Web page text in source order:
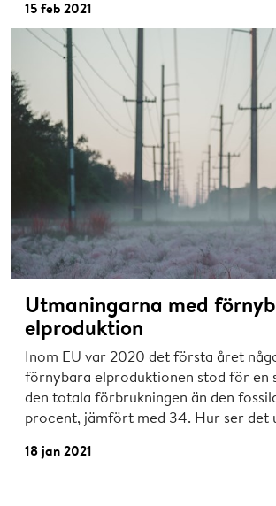
15 feb 2021
Utmaningarna med
elproduktion
Inom EU var 2020 det första året
förnybara elproduktionen stod för en
den totala förbrukningen än den
procent, jämfört med 34. Hur ser det
18 jan 2021